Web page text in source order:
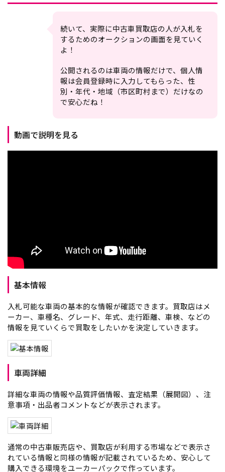
続いて、実際に中古車買取店の人が入札を
するためのオークションの画面を見ていく
よ！
公開されるのは車両の情報だけで、個人情
報は会員登録時に入力してもらった、性
別・年代・地域（市区町村まで）だけなの
で安心だね！
動画で説明を見る
基本情報
入札可能な車両の基本的な情報が確認できます。買取店はメ
ーカー、車種名、グレード、年式、走行距離、車検、などの
情報を見ていくらで買取をしたいかを決定していきます。
車両詳細
詳細な車両の情報や品質評価情報、査定結果（展開図）、注
意事項・出品者コメントなどが表示されます。
通常の中古車販売店や、買取店が利用する市場などで表示さ
れている情報と同様の情報が記載されているため、安心して
購入できる環境をユーカーパックで作っています。